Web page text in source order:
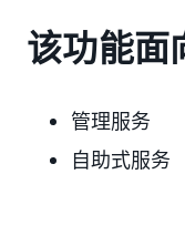
该功能面
管理服务
自助式服务